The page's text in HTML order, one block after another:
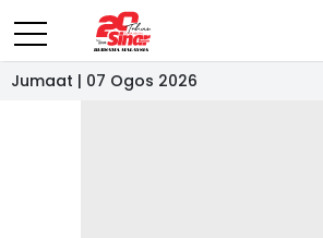
Jumaat | 07 Ogos 2026